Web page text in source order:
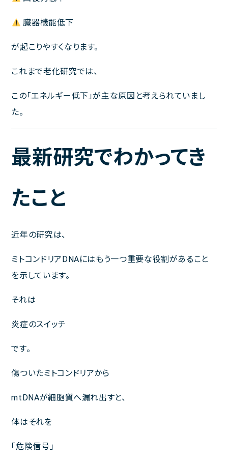
臓器機能低下
が起こりやすくなります。
これまで老化研究では、
この「エネルギー低下」が主な原因と考えられていまし
た。
最新研究でわかってき
たこと
近年の研究は、
ミトコンドリアDNAにはもう一つ重要な役割があること
を示しています。
それは
炎症のスイッチ
です。
傷ついたミトコンドリアから
mtDNAが細胞質へ漏れ出すと、
体はそれを
「危険信号」